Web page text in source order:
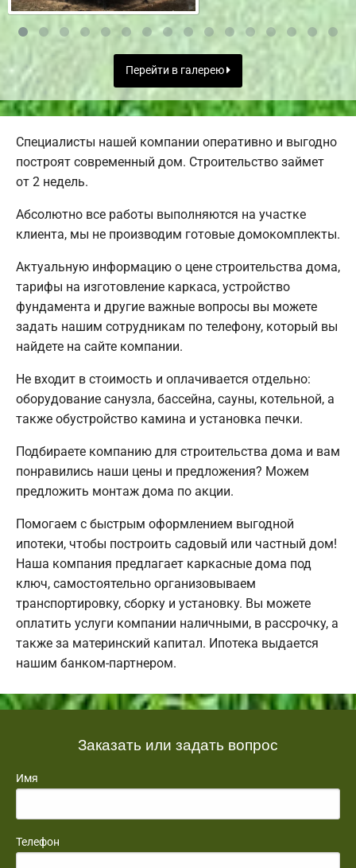
Перейти в галерею
Специалисты нашей компании оперативно и выгодно
построят современный дом. Строительство займет
от 2 недель.
Абсолютно все работы выполняются на участке
клиента, мы не производим готовые домокомплекты.
Актуальную информацию о цене строительства дома,
тарифы на изготовление каркаса, устройство
фундамента и другие важные вопросы вы можете
задать нашим сотрудникам по телефону, который вы
найдете на сайте компании.
Не входит в стоимость и оплачивается отдельно:
оборудование санузла, бассейна, сауны, котельной, а
также обустройство камина и установка печки.
Подбираете компанию для строительства дома и вам
понравились наши цены и предложения? Можем
предложить монтаж дома по акции.
Помогаем с быстрым оформлением выгодной
ипотеки, чтобы построить садовый или частный дом!
Наша компания предлагает каркасные дома под
ключ, самостоятельно организовываем
транспортировку, сборку и установку. Вы можете
оплатить услуги компании наличными, в рассрочку, а
также за материнский капитал. Ипотека выдается
нашим банком-партнером.
Заказать или задать вопрос
Имя
Телефон